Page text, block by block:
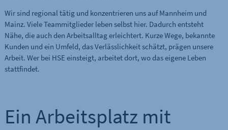
Wir sind regional tätig und konzentrieren uns auf Mannheim und
Mainz. Viele Teammitglieder leben selbst hier. Dadurch entsteht
Nähe, die auch den Arbeitsalltag erleichtert. Kurze Wege, bekannte
Kunden und ein Umfeld, das Verlässlichkeit schätzt, prägen unsere
Arbeit. Wer bei HSE einsteigt, arbeitet dort, wo das eigene Leben
stattfindet.
Ein Arbeitsplatz mit